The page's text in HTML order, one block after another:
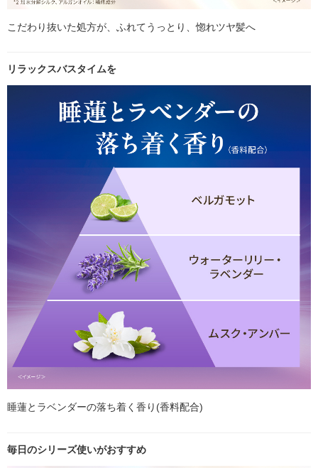
こだわり抜いた処方が、ふれてうっとり、惚れツヤ髪へ
リラックスバスタイムを
睡蓮とラベンダーの落ち着く香り(香料配合)
毎日のシリーズ使いがおすすめ